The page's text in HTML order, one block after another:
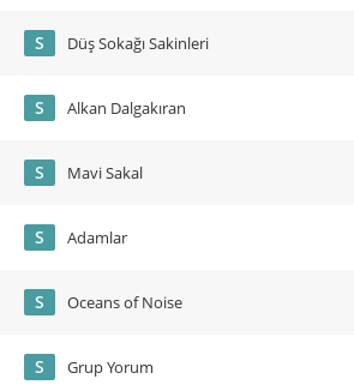
S Düş Sokağı Sakinleri
S Alkan Dalgakıran
S Mavi Sakal
S Adamlar
S Oceans of Noise
S Grup Yorum